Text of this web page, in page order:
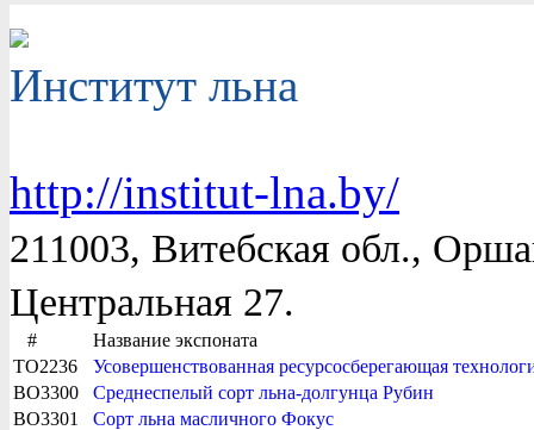
Институт льна
http://institut-lna.by/
211003, Витебская обл.,
Центральная 27.
#
Название экспоната
TO2236
Усовершенствованная ресурсосберегающая
BO3300
Среднеспелый сорт льна-долгунца Рубин
BO3301
Сорт льна масличного Фокус